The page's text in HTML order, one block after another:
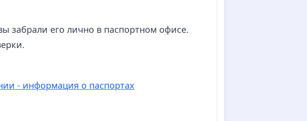
забрали его лично в паспортном офисе.
- информация о паспортах